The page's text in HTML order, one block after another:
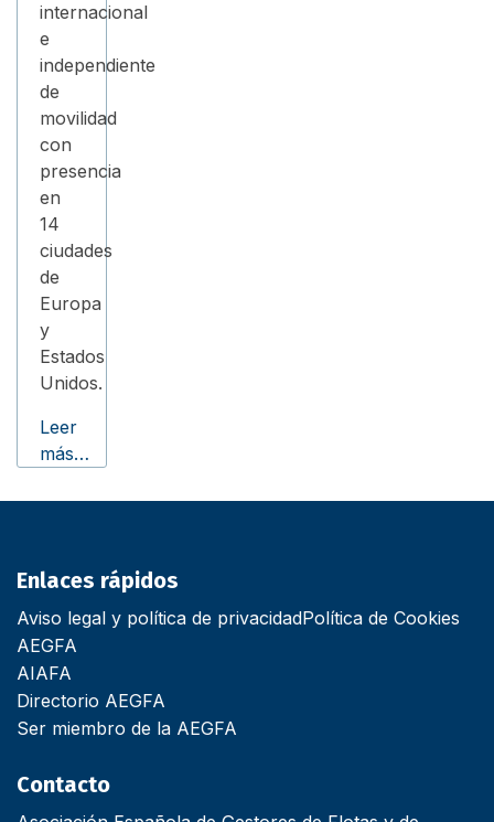
internacional
e
independiente
de
movilidad
con
presencia
en
14
ciudades
de
Europa
y
Estados
Unidos.
Leer
más…
Enlaces rápidos
Aviso legal y política de privacidadPolítica de Cookies
AEGFA
AIAFA
Directorio AEGFA
Ser miembro de la AEGFA
Contacto